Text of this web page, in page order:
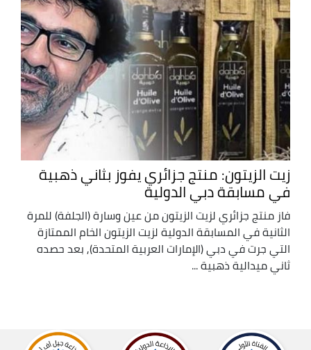
زيت الزيتون: منتج جزائري يفوز بثاني ذهبية
في مسابقة دبي الدولية
فاز منتج جزائري لزيت الزيتون من عين وسارة (الجلفة) للمرة
الثانية في المسابقة الدولية لزيت الزيتون الخام الممتازة
التي جرت في دبي (الإمارات العربية المتحدة), بعد حصده
ثاني ميدالية ذهبية ...